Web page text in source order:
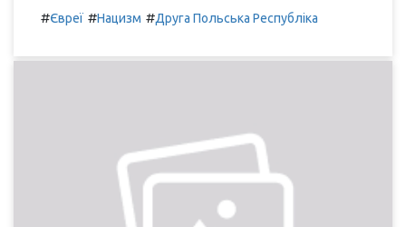
#Євреї #Нацизм #Друга Польська Республіка